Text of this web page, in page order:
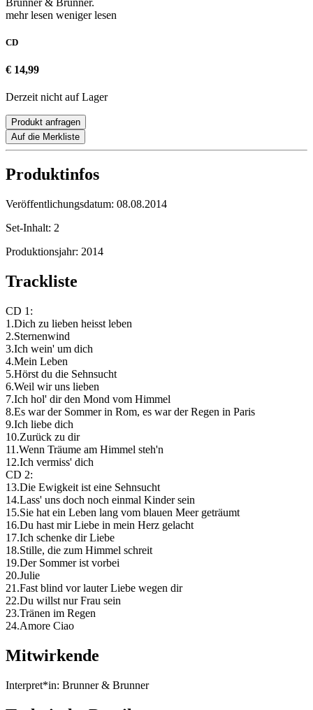
mehr lesen weniger lesen
CD
€ 14,99
Derzeit nicht auf Lager
Produkt anfragen
Auf die Merkliste
Produktinfos
Veröffentlichungsdatum: 08.08.2014
Set-Inhalt: 2
Produktionsjahr: 2014
Trackliste
CD 1:
1.Dich zu lieben heisst leben
2.Sternenwind
3.Ich wein' um dich
4.Mein Leben
5.Hörst du die Sehnsucht
6.Weil wir uns lieben
7.Ich hol' dir den Mond vom Himmel
8.Es war der Sommer in Rom, es war der Regen in Paris
9.Ich liebe dich
10.Zurück zu dir
11.Wenn Träume am Himmel steh'n
12.Ich vermiss' dich
CD 2:
13.Die Ewigkeit ist eine Sehnsucht
14.Lass' uns doch noch einmal Kinder sein
15.Sie hat ein Leben lang vom blauen Meer geträumt
16.Du hast mir Liebe in mein Herz gelacht
17.Ich schenke dir Liebe
18.Stille, die zum Himmel schreit
19.Der Sommer ist vorbei
20.Julie
21.Fast blind vor lauter Liebe wegen dir
22.Du willst nur Frau sein
23.Tränen im Regen
24.Amore Ciao
Mitwirkende
Interpret*in: Brunner & Brunner